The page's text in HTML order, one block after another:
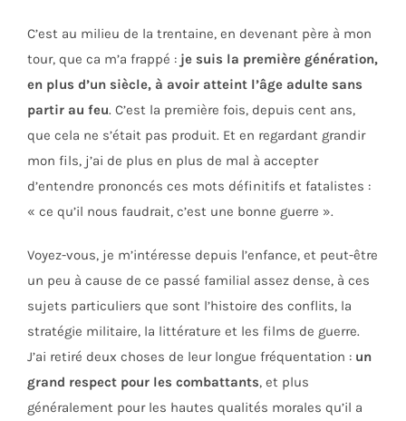
C’est au milieu de la trentaine, en devenant père à mon
tour, que ca m’a frappé : je suis la première génération,
en plus d’un siècle, à avoir atteint l’âge adulte sans
partir au feu. C’est la première fois, depuis cent ans,
que cela ne s’était pas produit. Et en regardant grandir
mon fils, j’ai de plus en plus de mal à accepter
d’entendre prononcés ces mots définitifs et fatalistes :
« ce qu’il nous faudrait, c’est une bonne guerre ».
Voyez-vous, je m’intéresse depuis l’enfance, et peut-être
un peu à cause de ce passé familial assez dense, à ces
sujets particuliers que sont l’histoire des conflits, la
stratégie militaire, la littérature et les films de guerre.
J’ai retiré deux choses de leur longue fréquentation : un
grand respect pour les combattants, et plus
généralement pour les hautes qualités morales qu’il a